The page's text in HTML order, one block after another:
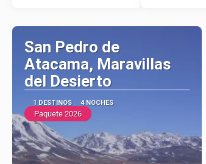
San Pedro de
Atacama, Maravillas
del Desierto
1 DESTINOS 4 NOCHES
Paquete 2026